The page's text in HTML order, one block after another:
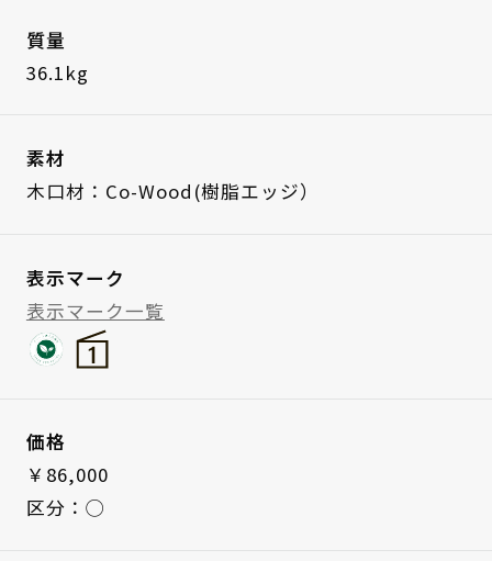
質量
36.1kg
素材
木口材：Co-Wood(樹脂エッジ）
表示マーク
表示マーク一覧
価格
￥86,000
区分：◯